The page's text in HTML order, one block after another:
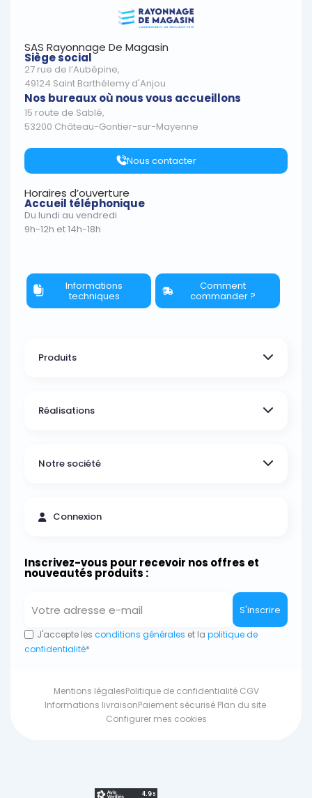
SAS Rayonnage De Magasin
Siège social
27 rue de l’Aubépine,
49124 Saint Barthélemy d'Anjou
Nos bureaux où nous vous accueillons
15 route de Sablé,
53200 Château-Gontier-sur-Mayenne
Nous contacter
Horaires d’ouverture
Accueil téléphonique
Du lundi au vendredi
9h-12h et 14h-18h
Informations
techniques
Comment
commander ?
Produits
Réalisations
Notre société
Connexion
Inscrivez-vous pour recevoir nos offres et
nouveautés produits :
S'inscrire
J'accepte les conditions générales et la politique de
confidentialité*
Mentions légalesPolitique de confidentialité CGV
Informations livraisonPaiement sécurisé Plan du site
Configurer mes cookies